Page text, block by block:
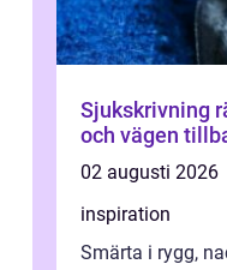
Sjukskrivning rättigheter, ersättning
och vägen
02 augusti 2026
inspiration
Smärta i rygg,